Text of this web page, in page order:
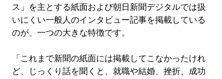
ス」を主とする紙面および朝日新聞デジタルでは扱
いにくい一般人のインタビュー記事を掲載している
のが、一つの大きな特徴です。
「これまで新聞の紙面には掲載してこなかったけれ
ど、じっくり話を聞くと、就職や結婚、挫折、成功